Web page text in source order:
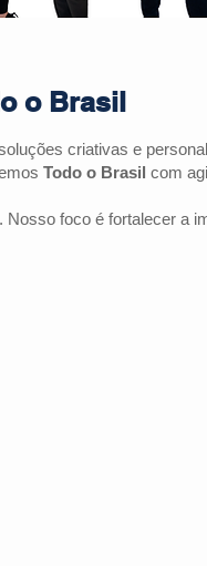
o Brasil
criativas e
Todo o Brasil com
foco é fortalecer a